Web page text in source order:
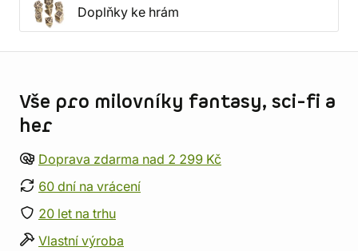
Doplňky ke hrám
Vše pro milovníky fantasy, sci-fi a
her
Doprava zdarma nad 2 299 Kč
60 dní na vrácení
20 let na trhu
Vlastní výroba